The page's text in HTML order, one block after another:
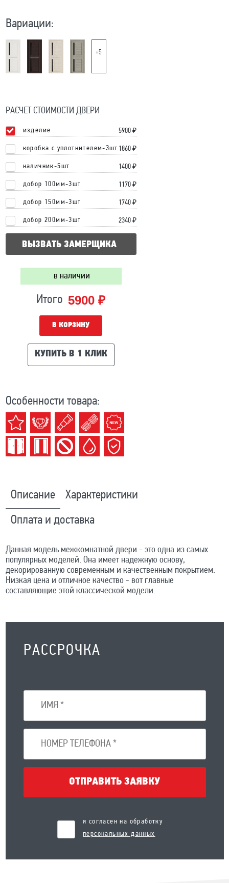
Вариации:
+5
РАСЧЕТ СТОИМОСТИ ДВЕРИ
изделие 5900₽
коробка с уплотнителем-3шт 1860 ₽
наличник-5шт 1400 ₽
добор 100мм-3шт 1170 ₽
добор 150мм-3шт 1740 ₽
добор 200мм-3шт 2340 ₽
ВЫЗВАТЬ ЗАМЕРЩИКА
в наличии
Итого 5900 ₽
В КОРЗИНУ
КУПИТЬ В 1 КЛИК
Особенности товара:
Описание Характеристики
Оплата и доставка
Данная модель межкомнатной двери - это одна из самых
популярных моделей. Она имеет надежную основу,
декорированную современным и качественным покрытием.
Низкая цена и отличное качество - вот главные
составляющие этой классической модели.
РАССРОЧКА
ОТПРАВИТЬ ЗАЯВКУ
я согласен на обработку
персональных данных